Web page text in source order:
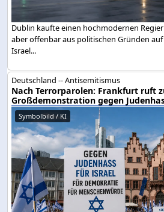
Dublin kaufte einen hochmodernen
aber offenbar aus politischen Gründen
Israel...
Deutschland -- Antisemitismus
Nach Terrorparolen: Frankfurt ruft
Großdemonstration gegen
Symbolbild / KI